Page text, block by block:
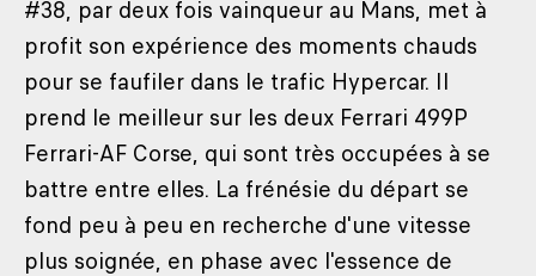
#38, par deux fois vainqueur au Mans, met à
profit son expérience des moments chauds
pour se faufiler dans le trafic Hypercar. Il
prend le meilleur sur les deux Ferrari 499P
Ferrari-AF Corse, qui sont très occupées à se
battre entre elles. La frénésie du départ se
fond peu à peu en recherche d'une vitesse
plus soignée, en phase avec l'essence de